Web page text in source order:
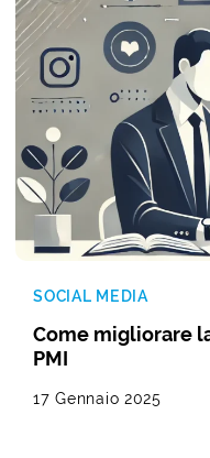
SOCIAL MEDIA
Come migliorare
PMI
17 Gennaio 2025